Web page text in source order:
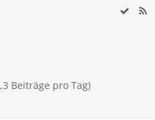
Beiträge pro Tag)